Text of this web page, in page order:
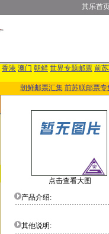
其乐首
香港 澳门 朝鲜 世界专题邮票 前
朝鲜邮票汇集 前苏联邮票专
点击查看大图
产品介绍:
其他说明: